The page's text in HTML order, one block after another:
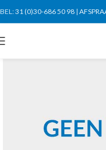
BEL:31 (0)30-686 50 98 |